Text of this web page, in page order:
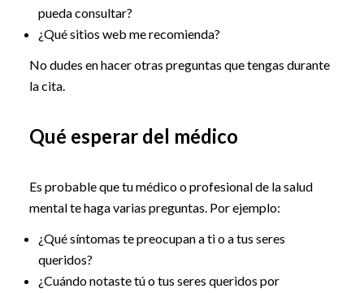
pueda consultar?
¿Qué sitios web me recomienda?
No dudes en hacer otras preguntas que tengas durante
la cita.
Qué esperar del médico
Es probable que tu médico o profesional de la salud
mental te haga varias preguntas. Por ejemplo:
¿Qué síntomas te preocupan a ti o a tus seres
queridos?
¿Cuándo notaste tú o tus seres queridos por